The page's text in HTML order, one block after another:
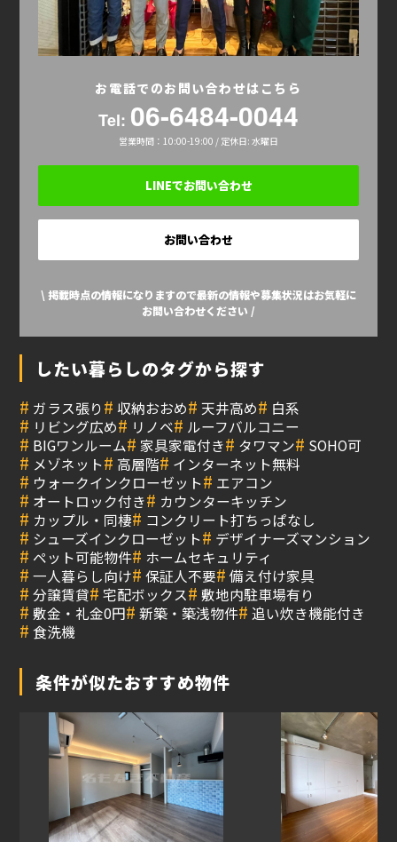
お電話でのお問い合わせはこちら
Tel: 06-6484-0044
営業時間：10:00-19:00 / 定休日: 水曜日
LINEでお問い合わせ
お問い合わせ
\ 掲載時点の情報になりますので最新の情報や募集状況はお気軽に
お問い合わせください /
したい暮らしのタグから探す
# ガラス張り# 収納おおめ# 天井高め# 白系
# リビング広め# リノベ# ルーフバルコニー
# BIGワンルーム# 家具家電付き# タワマン# SOHO可
# メゾネット# 高層階# インターネット無料
# ウォークインクローゼット# エアコン
# オートロック付き# カウンターキッチン
# カップル・同棲# コンクリート打ちっぱなし
# シューズインクローゼット# デザイナーズマンション
# ペット可能物件# ホームセキュリティ
# 一人暮らし向け# 保証人不要# 備え付け家具
# 分譲賃貸# 宅配ボックス# 敷地内駐車場有り
# 敷金・礼金0円# 新築・築浅物件# 追い炊き機能付き
# 食洗機
条件が似たおすすめ物件